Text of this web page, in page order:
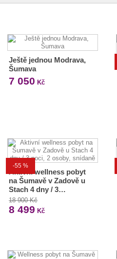
Ještě jednou Modrava,
Šumava
7 050 Kč
-55 %
Aktivní wellness pobyt
na Šumavě v Zadově u
Stach 4 dny / 3…
18 900 Kč
8 499 Kč